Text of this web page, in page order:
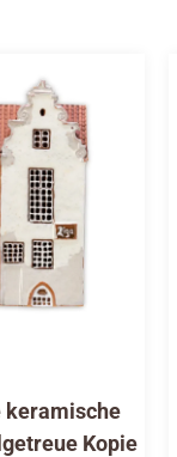
keramische
Kopie